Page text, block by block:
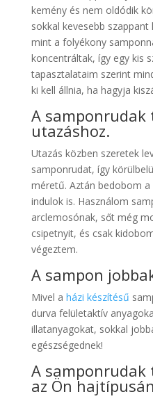
kemény és nem oldódik
sokkal kevesebb
mint a folyékony
koncentráltak, így egy kis
tapasztalataim szerint
ki kell állnia, ha hagyja
A samponrudak
utazáshoz.
Utazás közben szeretek
samponrudat, így
méretű. Aztán bedobom
indulok is. Használom
arclemosónak, sőt még
csipetnyit, és csak
végeztem.
A sampon
Mivel a házi készítésű
durva felületaktív
illatanyagokat, sokkal
egészségednek!
A
az Ön